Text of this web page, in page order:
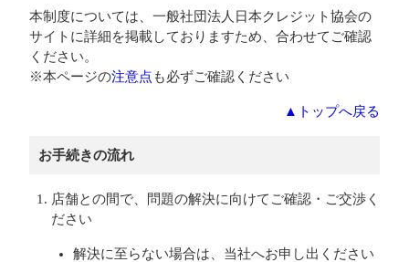
本制度については、一般社団法人日本クレジット協会の
サイトに詳細を掲載しておりますため、合わせてご確認
ください。
※本ページの注意点 も必ずご確認ください
▲トップへ戻る
お手続きの流れ
店舗との間で、問題の解決に向けてご確認・ご交渉く
ださい
解決に至らない場合は、当社へお申し出ください